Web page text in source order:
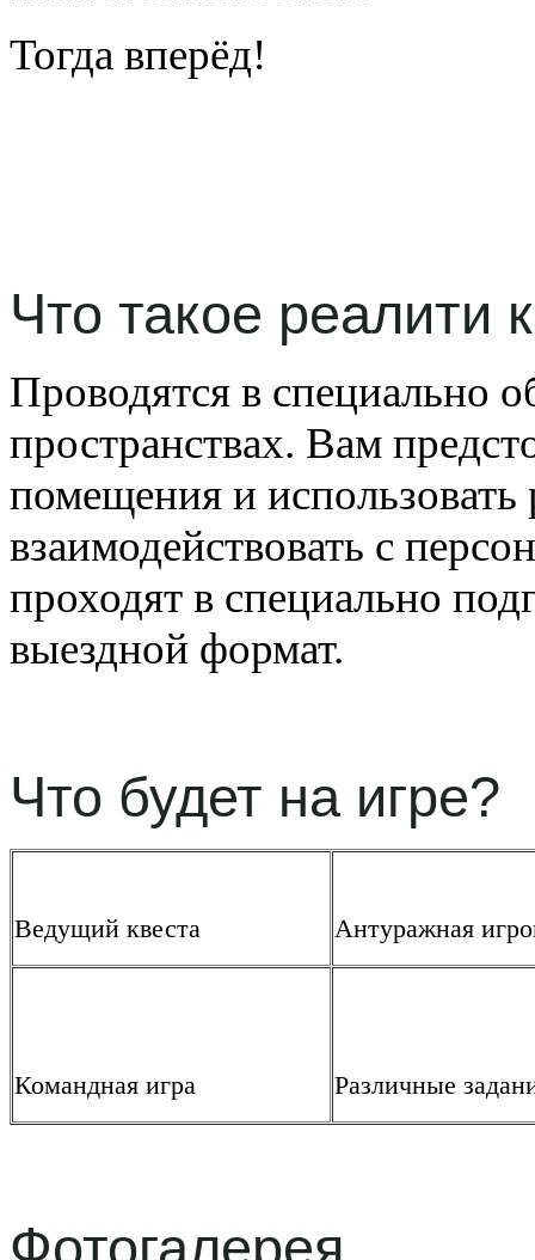
Тогда вперёд!
Что такое реалити
Проводятся в специально
пространствах. Вам
помещения и
взаимодействовать с
проходят в специально
выездной формат.
Что будет на игре?
Ведущий квеста Антуражная
Командная игра Различные
Фотогалерея